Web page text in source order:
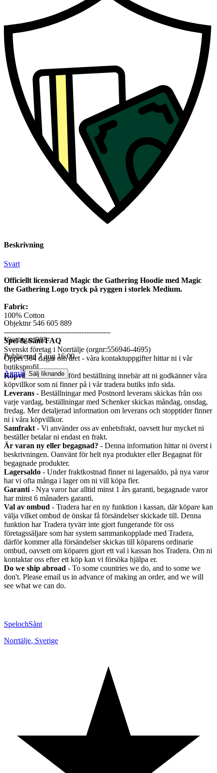
Beskrivning
Svart
Officiellt licensierad Magic the Gathering Hoodie med Magic
the Gathering Logo tryck på ryggen i storlek Medium.
Fabric:
100% Cotton
--------------------------------------------
Spel & Sånt FAQ
Svenskt företag i Norrtälje (orgnr:556946-4695)
Öppet 364 dagar om året - våra kontaktuppgifter hittar ni i vår
butiksprofil.
Köpvillkor - Genomförd beställning innebär att ni godkänner våra
köpvillkor som ni finner på i vår tradera butiks info sida.
Leverans - Beställningar med Postnord leverans skickas från oss
varje vardag, beställningar med Schenker skickas måndag, onsdag,
fredag. Mer detaljerad information om leverans och stopptider finner
ni i våra köpvillkor.
Samfrakt - Vi använder oss av enhetsfrakt, oavsett hur mycket ni
beställer betalar ni endast en frakt.
Är varan ny eller begagnad? - Denna information hittar ni överst i
beskrivningen. Oanvänt för helt nya produkter eller Begagnat för
begagnade produkter.
Lagersaldo - Under fraktkostnad finner ni lagersaldo, på nya varor
har vi ofta många i lager om ni vill köpa fler.
Garanti - Nya varor har alltid minst 1 års garanti, begagnade varor
har minst 6 månaders garanti.
Val av ombud - Tradera har en ny funktion i kassan, där köpare kan
välja vilket ombud de önskar få försändelser skickade till. Denna
funktion har Tradera tyvärr inte gjort fungerande för oss
företagssäljare som har system sammankopplade med Tradera,
därför kommer alla försändelser skickas till köparens ordinarie
ombud, oavsett om köparen gjort ett val i kassan hos Tradera. Om ni
kontaktar oss efter ett köp kan vi försöka hjälpa er.
Do we ship abroad - To some countries we do, and to some we
don't. Please email us in advance of making an order, and we will
see what we can do.
Objektnr 546 605 889
Visningar 988
Publicerad 7 aug 16:00
Anmäl Sälj liknande
SpelochSånt
Norrtälje, Sverige